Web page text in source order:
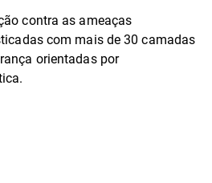
contra as ameaças
com mais de 30 camadas
orientadas por